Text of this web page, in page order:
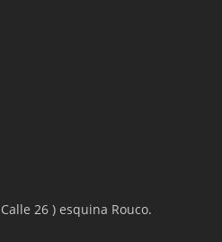
26 ) esquina Rouco.